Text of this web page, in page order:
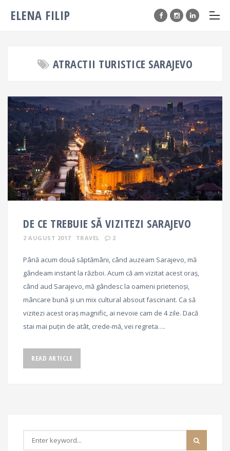
ELENA FILIP
ATRACTII TURISTICE SARAJEVO
DE CE TREBUIE SĂ VIZITEZI SARAJEVO
2 AUGUST 2017 TRAVEL 2
Până acum două săptămâni, când auzeam Sarajevo, mă
gândeam instant la război. Acum că am vizitat acest oraș,
când aud Sarajevo, mă gândesc la oameni prietenoși,
mâncare bună și un mix cultural absout fascinant. Ca să
vizitezi acest oraș magnific, ai nevoie cam de 4 zile. Dacă
stai mai puțin de atât, crede-mă, vei regreta….
READ ARTICLE